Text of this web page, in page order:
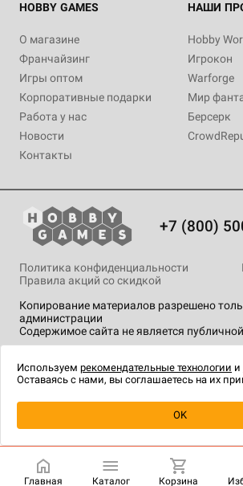
Уведомить о наличии
HOBBY GAMES
О магазине
Франчайзинг
Игры оптом
Корпоративные подарки
Работа у нас
Новости
Контакты
НАШИ
Hobby
Игрокон
Warforge
Мир
Берсерк
+7 (800)
Копирование материалов разрешено
администрации
Содержимое сайта не является
Политика конфиденциальности
Правила акций со скидкой
технологии.
Главная Каталог Корзина
Используем рекомендательные технологии и
Оставаясь с нами, вы соглашаетесь на их
OK